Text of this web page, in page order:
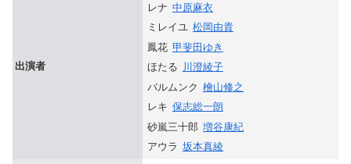
出演者
レナ 中原麻衣
ミレイユ 松岡由貴
鳳花 甲斐田ゆき
ほたる 川澄綾子
バルムンク 檜山修之
レキ 保志総一朗
砂嵐三十郎 増谷康紀
アウラ 坂本真綾